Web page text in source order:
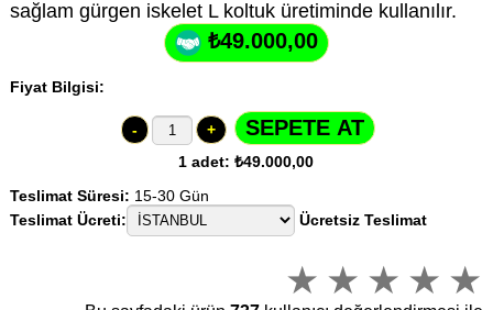
sağlam gürgen iskelet L koltuk üretiminde kullanılır.
₺49.000,00
Fiyat Bilgisi:
-
+
1 adet:₺49.000,00
Teslimat Süresi: 15-30 Gün
Teslimat Ücreti:
Ücretsiz Teslimat